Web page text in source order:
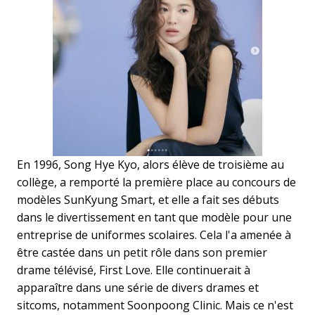
En 1996, Song Hye Kyo, alors élève de troisième au
collège, a remporté la première place au concours de
modèles SunKyung Smart, et elle a fait ses débuts
dans le divertissement en tant que modèle pour une
entreprise de uniformes scolaires. Cela l'a amenée à
être castée dans un petit rôle dans son premier
drame télévisé, First Love. Elle continuerait à
apparaître dans une série de divers drames et
sitcoms, notamment Soonpoong Clinic. Mais ce n'est